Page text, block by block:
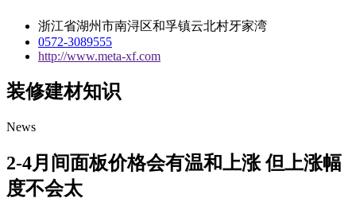
浙江省湖州市南浔区和孚镇云北村牙家湾
0572-3089555
http://www.meta-xf.com
装修建材知识
News
2-4月间面板价格会有温和上涨 但上涨幅
度不会太